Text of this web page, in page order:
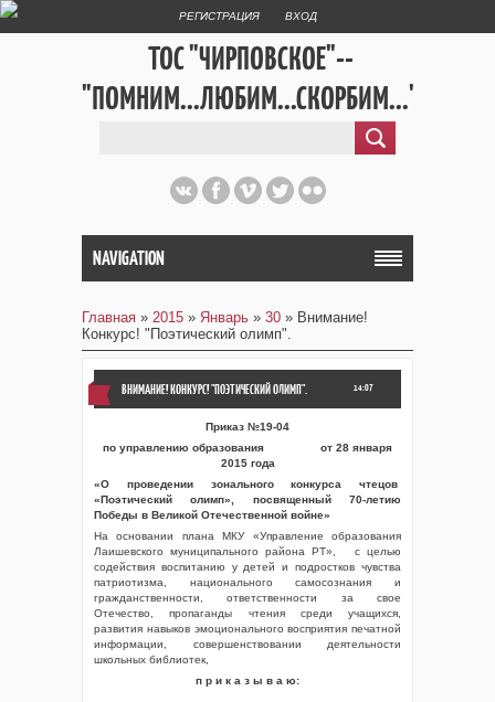
РЕГИСТРАЦИЯ ВХОД
ТОС "ЧИРПОВСКОЕ"--
"ПОМНИМ...ЛЮБИМ...СКОРБИМ..."
NAVIGATION
Главная » 2015 » Январь » 30 » Внимание!
Конкурс! "Поэтический олимп".
14:07
ВНИМАНИЕ! КОНКУРС! "ПОЭТИЧЕСКИЙ ОЛИМП".
Приказ №19-04
по управлению образования от 28 января
2015 года
«О проведении зонального конкурса чтецов
«Поэтический олимп», посвященный 70-летию
Победы в Великой Отечественной войне»
На основании плана МКУ «Управление образования
Лаишевского муниципального района РТ», с целью
содействия воспитанию у детей и подростков чувства
патриотизма, национального самосознания и
гражданственности, ответственности за свое
Отечество, пропаганды чтения среди учащихся,
развития навыков эмоционального восприятия печатной
информации, совершенствовании деятельности
школьных библиотек,
п р и к а з ы в а ю: